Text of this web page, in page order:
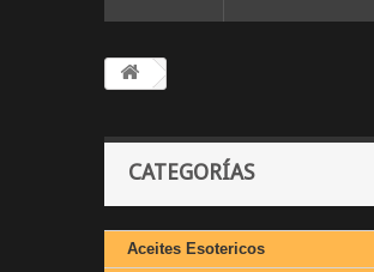
CATEGORÍAS
Aceites Esotericos